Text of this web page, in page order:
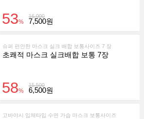
16,000
53% 7,500원
슈퍼 편안한 마스크 실크 배합 보통사이즈 7 장
초쾌적 마스크 실크배합 보통 7장
15,500
58% 6,500원
고바야시 입체타입 수면 가습 마스크 보통사이즈